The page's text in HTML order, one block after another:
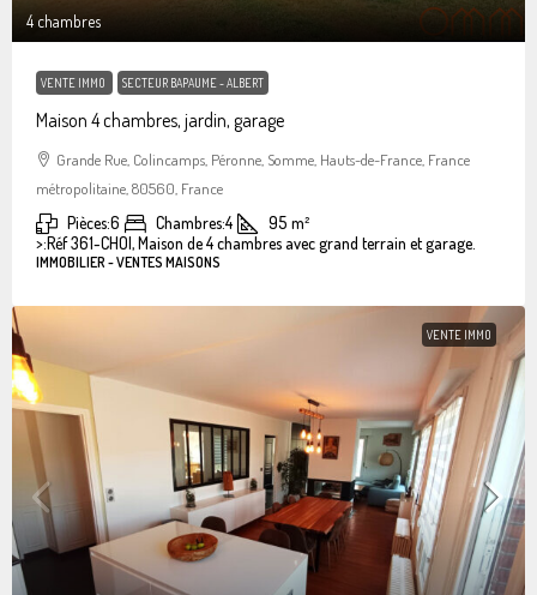
4 chambres
VENTE IMMO SECTEUR BAPAUME - ALBERT
Maison 4 chambres, jardin, garage
Grande Rue, Colincamps, Péronne, Somme, Hauts-de-France, France
métropolitaine, 80560, France
Pièces:6 Chambres:4 95 m²
>:Réf 361-CHOI, Maison de 4 chambres avec grand terrain et garage.
IMMOBILIER - VENTES MAISONS
VENTE IMMO